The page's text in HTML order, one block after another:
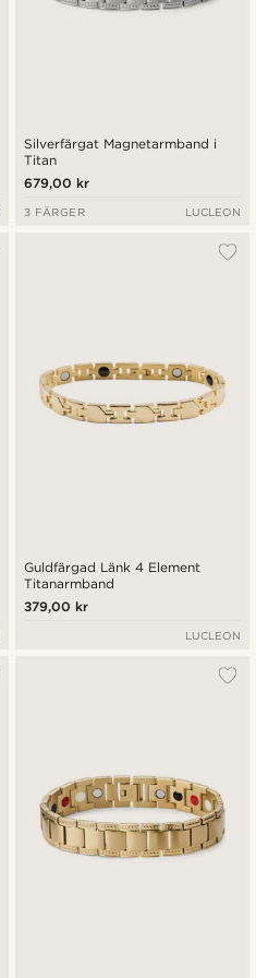
Silverfärgat Magnetarmband i
Titan
679,00 kr
3 FÄRGER LUCLEON
Guldfärgad Länk 4 Element
Titanarmband
379,00 kr
LUCLEON